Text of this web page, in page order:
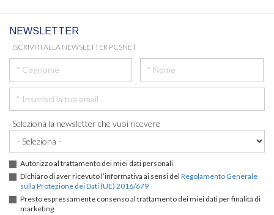
NEWSLETTER
ISCRIVITI ALLA NEWSLETTER PCSNET
Seleziona la newsletter che vuoi ricevere
Autorizzo al trattamento dei miei dati personali
Dichiaro di aver ricevuto l’informativa ai sensi del Regolamento Generale
sulla Protezione dei Dati (UE) 2016/679
Presto espressamente consenso al trattamento dei miei dati per finalità di
marketing